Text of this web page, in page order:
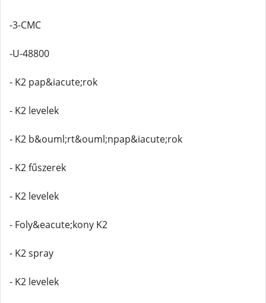
-3-CMC
-U-48800
- K2 pap&iacute;rok
- K2 levelek
- K2 b&ouml;rt&ouml;npap&iacute;rok
- K2 fűszerek
- K2 levelek
- Foly&eacute;kony K2
- K2 spray
- K2 levelek